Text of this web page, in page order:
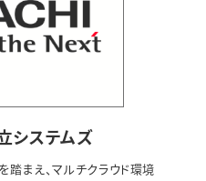
システムズ
踏まえ、マルチクラウド環境